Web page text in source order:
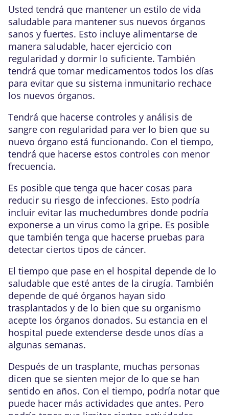
Usted tendrá que mantener un estilo de vida
saludable para mantener sus nuevos órganos
sanos y fuertes. Esto incluye alimentarse de
manera saludable, hacer ejercicio con
regularidad y dormir lo suficiente. También
tendrá que tomar medicamentos todos los días
para evitar que su sistema inmunitario rechace
los nuevos órganos.
Tendrá que hacerse controles y análisis de
sangre con regularidad para ver lo bien que su
nuevo órgano está funcionando. Con el tiempo,
tendrá que hacerse estos controles con menor
frecuencia.
Es posible que tenga que hacer cosas para
reducir su riesgo de infecciones. Esto podría
incluir evitar las muchedumbres donde podría
exponerse a un virus como la gripe. Es posible
que también tenga que hacerse pruebas para
detectar ciertos tipos de cáncer.
El tiempo que pase en el hospital depende de lo
saludable que esté antes de la cirugía. También
depende de qué órganos hayan sido
trasplantados y de lo bien que su organismo
acepte los órganos donados. Su estancia en el
hospital puede extenderse desde unos días a
algunas semanas.
Después de un trasplante, muchas personas
dicen que se sienten mejor de lo que se han
sentido en años. Con el tiempo, podría notar que
puede hacer más actividades que antes. Pero